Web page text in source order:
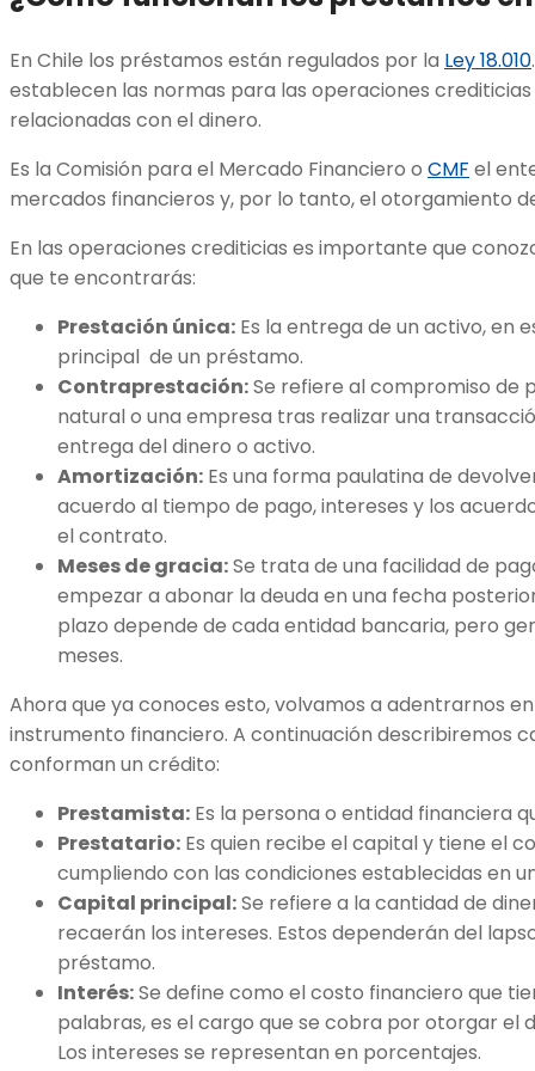
En Chile los préstamos están regulados por la Ley 18.010
establecen las normas para las operaciones
relacionadas con el dinero.
Es la Comisión para el Mercado Financiero o CMF el
mercados financieros y, por lo tanto, el otorgamiento
En las operaciones crediticias es importante que
que te encontrarás:
Prestación única: Es la entrega de un activo, en
principal de un préstamo.
Contraprestación:Se refiere al compromiso de
natural o una empresa tras realizar una
entrega del dinero o activo.
Amortización: Es una forma paulatina de
acuerdo al tiempo de pago, intereses y los
el contrato.
Meses de gracia:Se trata de una facilidad de
empezar a abonar la deuda en una fecha
plazo depende de cada entidad bancaria, pero
meses.
Ahora que ya conoces esto, volvamos a adentrarnos
instrumento financiero. A continuación describiremos
conforman un crédito:
Prestamista: Es la persona o entidad financiera
Prestatario: Es quien recibe el capital y tiene el
cumpliendo con las condiciones establecidas en
Capital principal:Se refiere a la cantidad de
recaerán los intereses. Estos dependerán del
préstamo.
Interés:Se define como el costo financiero que
palabras, es el cargo que se cobra por otorgar el
Los intereses se representan en porcentajes.